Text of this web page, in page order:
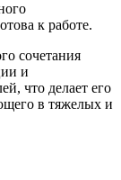
к работе.
сочетания
и
что делает его
в тяжелых и